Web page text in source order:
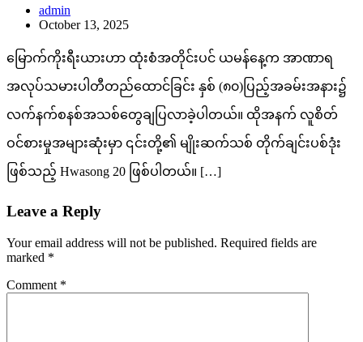
admin
October 13, 2025
မြောက်ကိုးရီးယားဟာ ထုံးစံအတိုင်းပင် ယမန်နေ့က အာဏာရ
အလုပ်သမားပါတီတည်ထောင်ခြင်း နှစ် (၈၀)ပြည့်အခမ်းအနား၌
လက်နက်စနစ်အသစ်တွေချပြလာခဲ့ပါတယ်။ ထိုအနက် လူစိတ်
ဝင်စားမှုအများဆုံးမှာ ၎င်းတို့၏ မျိုးဆက်သစ် တိုက်ချင်းပစ်ဒုံး
ဖြစ်သည့် Hwasong 20 ဖြစ်ပါတယ်။ […]
Leave a Reply
Your email address will not be published. Required fields are
marked *
Comment *